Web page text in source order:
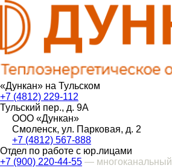
«Дункан» на Тульском
+7 (4812) 229-112
Тульский пер., д. 9А
ООО «Дункан»
Смоленск, ул. Парковая, д. 2
+7 (4812) 567-888
Отдел по работе с юр.лицами
+7 (900) 220-44-55 — многоканальный